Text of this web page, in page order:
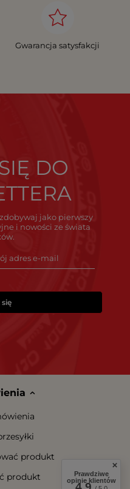
Gwarancja satysfakcji
DO
jako pierwszy
i nowości ze świata
się
produkt
produkt
Prawdziwe
opinie klientów